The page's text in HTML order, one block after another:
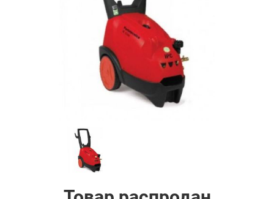
Подобрать аналог